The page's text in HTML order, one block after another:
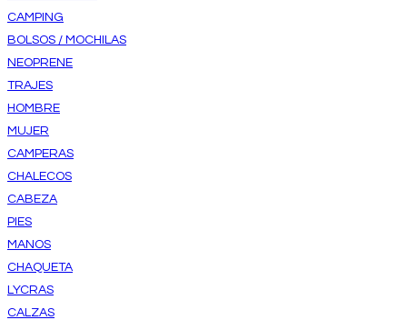
CAMPING
BOLSOS / MOCHILAS
NEOPRENE
TRAJES
HOMBRE
MUJER
CAMPERAS
CHALECOS
CABEZA
PIES
MANOS
CHAQUETA
LYCRAS
CALZAS